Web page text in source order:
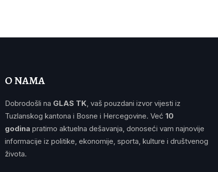
O NAMA
Dobrodošli na GLAS TK , vaš pouzdani izvor vijesti iz
Tuzlanskog kantona i Bosne i Hercegovine. Već 10
godina pratimo aktuelna dešavanja, donoseći vam najnovije
informacije iz politike, ekonomije, sporta, kulture i društvenog
života.